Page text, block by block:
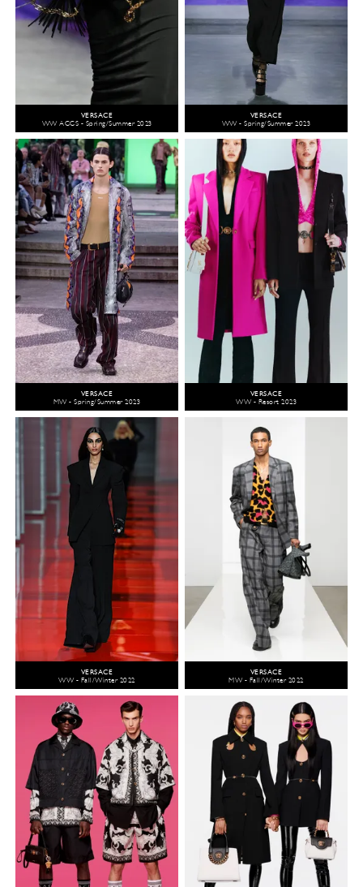
VERSACE
WW ACCS - Spring/Summer 2023
VERSACE
WW - Spring/Summer 2023
VERSACE
MW - Spring/Summer 2023
VERSACE
WW - Resort 2023
VERSACE
WW - Fall/Winter 2022
VERSACE
MW - Fall/Winter 2022